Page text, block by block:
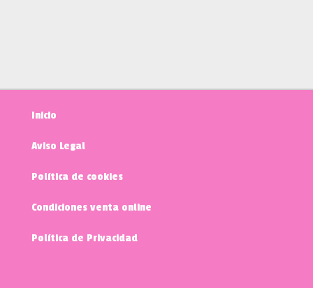
Inicio
Aviso Legal
Política de cookies
Condiciones venta online
Política de Privacidad